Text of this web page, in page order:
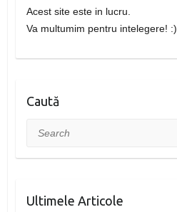
Acest site este in lucru.
Va multumim pentru intelegere! :)
Caută
Search
Ultimele Articole